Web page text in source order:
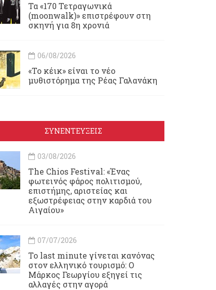
Τα «170 Τετραγωνικά
(moonwalk)» επιστρέφουν στη
σκηνή για 8η χρονιά
06/08/2026
«Το κέικ» είναι το νέο
μυθιστόρημα της Ρέας Γαλανάκη
ΣΥΝΕΝΤΕΥΞΕΙΣ
03/08/2026
Τhe Chios Festival: «Ένας
φωτεινός φάρος πολιτισμού,
επιστήμης, αριστείας και
εξωστρέφειας στην καρδιά του
Αιγαίου»
07/07/2026
Το last minute γίνεται κανόνας
στον ελληνικό τουρισμό: Ο
Μάρκος Γεωργίου εξηγεί τις
αλλαγές στην αγορά